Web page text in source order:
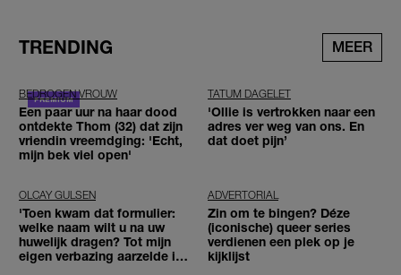
TRENDING MEER
BEDROGEN VROUW
Een paar uur na haar dood
ontdekte Thom (32) dat zijn
vriendin vreemdging: 'Echt,
mijn bek viel open'
TATUM DAGELET
'Ollie is vertrokken naar een
adres ver weg van ons. En
dat doet pijn’
OLCAY GULSEN
'Toen kwam dat formulier:
welke naam wilt u na uw
huwelijk dragen? Tot mijn
eigen verbazing aarzelde ik
ADVERTORIAL
Zin om te bingen? Déze
(iconische) queer series
verdienen een plek op je
kijklijst